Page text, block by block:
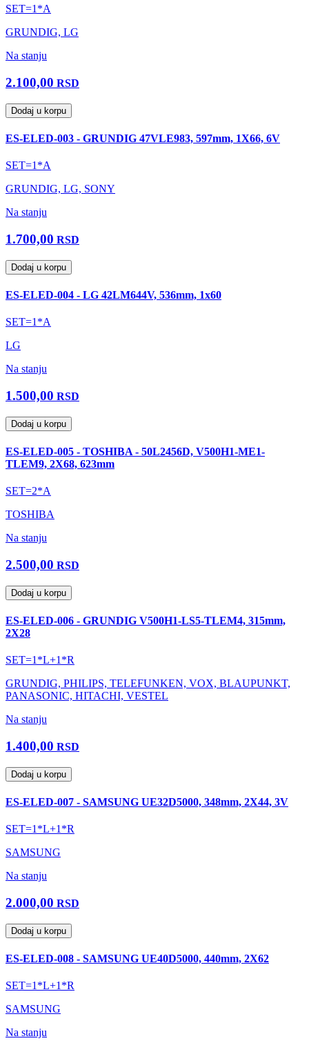
SET=1*A
GRUNDIG, LG
Na stanju
2.100,00 RSD
Dodaj u korpu
ES-ELED-003 - GRUNDIG 47VLE983, 597mm, 1X66, 6V
SET=1*A
GRUNDIG, LG, SONY
Na stanju
1.700,00 RSD
Dodaj u korpu
ES-ELED-004 - LG 42LM644V, 536mm, 1x60
SET=1*A
LG
Na stanju
1.500,00 RSD
Dodaj u korpu
ES-ELED-005 - TOSHIBA - 50L2456D, V500H1-ME1-
TLEM9, 2X68, 623mm
SET=2*A
TOSHIBA
Na stanju
2.500,00 RSD
Dodaj u korpu
ES-ELED-006 - GRUNDIG V500H1-LS5-TLEM4, 315mm,
2X28
SET=1*L+1*R
GRUNDIG, PHILIPS, TELEFUNKEN, VOX, BLAUPUNKT,
PANASONIC, HITACHI, VESTEL
Na stanju
1.400,00 RSD
Dodaj u korpu
ES-ELED-007 - SAMSUNG UE32D5000, 348mm, 2X44, 3V
SET=1*L+1*R
SAMSUNG
Na stanju
2.000,00 RSD
Dodaj u korpu
ES-ELED-008 - SAMSUNG UE40D5000, 440mm, 2X62
SET=1*L+1*R
SAMSUNG
Na stanju